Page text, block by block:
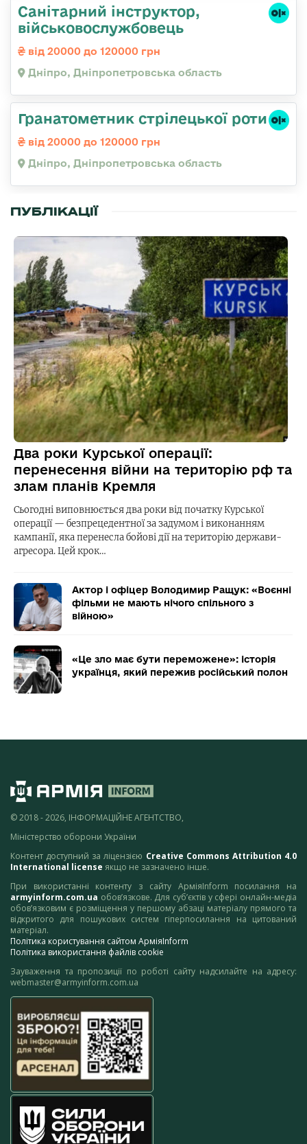
Санітарний інструктор,
військовослужбовець
від 20000 до 120000 грн
Дніпро, Дніпропетровська область
Гранатометник стрілецької роти
від 20000 до 120000 грн
Дніпро, Дніпропетровська область
ПУБЛІКАЦІЇ
Два роки Курської операції:
перенесення війни на територію рф та
злам планів Кремля
Сьогодні виповнюється два роки від початку Курської
операції — безпрецедентної за задумом і виконанням
кампанії, яка перенесла бойові дії на територію держави-
агресора. Цей крок…
Актор і офіцер Володимир Ращук: «Воєнні
фільми не мають нічого спільного з
війною»
«Це зло має бути переможене»: історія
українця, який пережив російський полон
© 2018 - 2026, ІНФОРМАЦІЙНЕ АГЕНТСТВО,
Міністерство оборони України
Контент доступний за ліцензією Creative Commons Attribution 4.0
International license якщо не зазначено інше.
При використанні контенту з сайту АрміяInform посилання на
armyinform.com.ua обов’язкове. Для суб’єктів у сфері онлайн-медіа
обов’язковим є розміщення у першому абзаці матеріалу прямого та
відкритого для пошукових систем гіперпосилання на цитований
матеріал.
Політика користування сайтом АрміяInform
Політика використання файлів cookie
Зауваження та пропозиції по роботі сайту надсилайте на адресу:
webmaster@armyinform.com.ua